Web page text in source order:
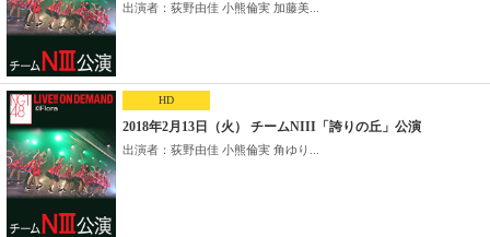
出演者：荻野由佳 小熊倫実 加藤美...
HD
2018年2月13日（火） チームNIII「誇りの丘」公演
出演者：荻野由佳 小熊倫実 角ゆり...